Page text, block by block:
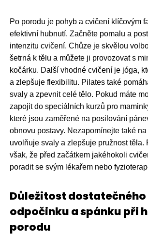
Po porodu je pohyb a cvičení klíčovým
efektivní hubnutí. Začněte pomalu a
intenzitu cvičení. Chůze je skvělou
šetrná k tělu a můžete ji provozovat s
kočárku. Další vhodné cvičení je jóga,
a zlepšuje flexibilitu. Pilates také
svaly a zpevnit celé tělo. Pokud máte
zapojit do speciálních kurzů pro
které jsou zaměřené na posilování
obnovu postavy. Nezapomínejte také
uvolňuje svaly a zlepšuje pružnost těla.
však, že před začátkem jakéhokoli
poradit se svým lékařem nebo
Důležitost dostatečného
odpočinku a spánku při
porodu